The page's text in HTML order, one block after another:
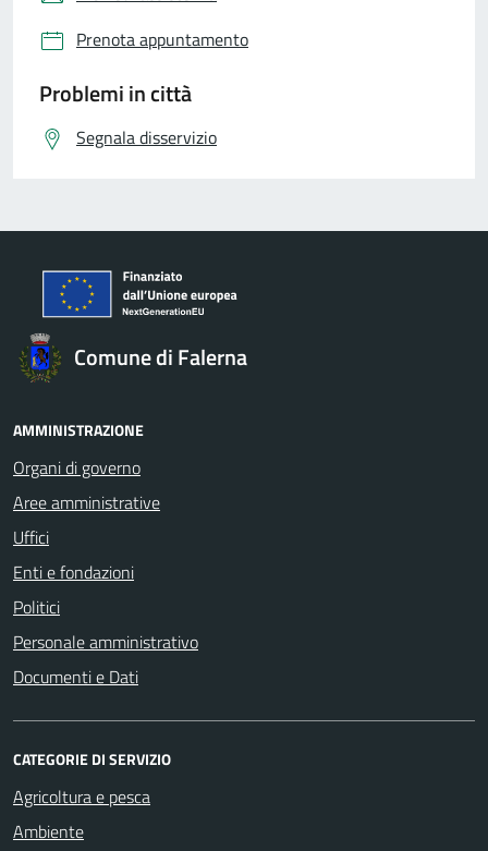
Prenota appuntamento
Problemi in città
Segnala disservizio
Comune di Falerna
AMMINISTRAZIONE
Organi di governo
Aree amministrative
Uffici
Enti e fondazioni
Politici
Personale amministrativo
Documenti e Dati
CATEGORIE DI SERVIZIO
Agricoltura e pesca
Ambiente